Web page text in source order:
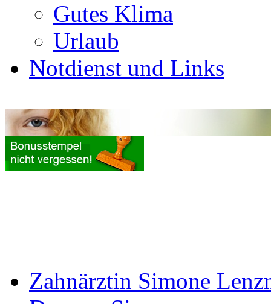
Gutes Klima
Urlaub
Notdienst und Links
Zahnärztin Simone